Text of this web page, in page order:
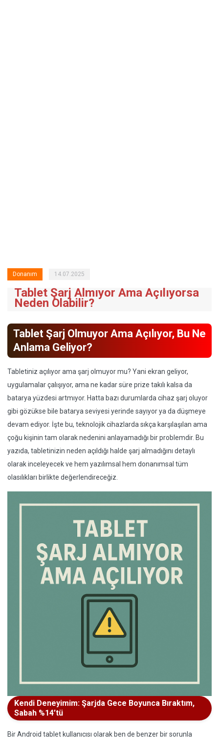
Donanım 14.07.2025
Tablet Şarj Almıyor Ama Açılıyorsa
Neden Olabilir?
Tablet Şarj Olmuyor Ama Açılıyor, Bu Ne
Anlama Geliyor?
Tabletiniz açılıyor ama şarj olmuyor mu? Yani ekran geliyor,
uygulamalar çalışıyor, ama ne kadar süre prize takılı kalsa da
batarya yüzdesi artmıyor. Hatta bazı durumlarda cihaz şarj oluyor
gibi gözükse bile batarya seviyesi yerinde sayıyor ya da düşmeye
devam ediyor. İşte bu, teknolojik cihazlarda sıkça karşılaşılan ama
çoğu kişinin tam olarak nedenini anlayamadığı bir problemdir. Bu
yazıda, tabletinizin neden açıldığı halde şarj almadığını detaylı
olarak inceleyecek ve hem yazılımsal hem donanımsal tüm
olasılıkları birlikte değerlendireceğiz.
Kendi Deneyimim: Şarjda Gece Boyunca Bıraktım,
Sabah %14’tü
Bir Android tablet kullanıcısı olarak ben de benzer bir sorunla